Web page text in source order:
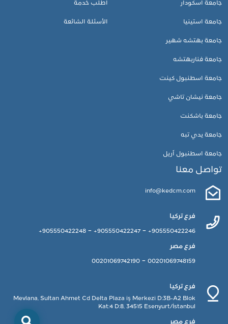
جامعة اسكودار
جامعة استينيا
جامعة بهتشه شهير
جامعة فناربهتشه
جامعة اسطنبول كينت
جامعة نيشان تاشي
جامعة باشكنت
جامعة يدي تبه
جامعة اسطنبول آريل
اطلب خدمة
الأسئلة الشائعة
تواصل معنا
info@kedcm.com
فرع تركيا
905550422246+
-
905550422247+
-
905550422248+
فرع مصر
00201069748159
-
00201069742190
فرع تركيا
Mevlana, Sultan Ahmet Cd Delta Plaza iş Merkezi D:3B-A2 Blok
Kat:4 D:8, 34515 Esenyurt/İstanbul
فرع مصر